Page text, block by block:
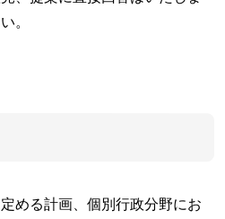
。
める計画、個別行政分野にお